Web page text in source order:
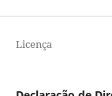
Licença